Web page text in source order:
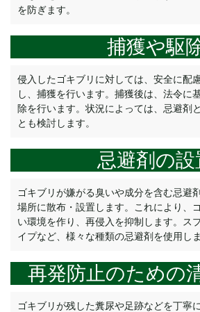
を防ぎます。
捕獲や駆
侵入したゴキブリに対しては、安全に配
し、捕獲を行います。捕獲後は、法令に
除を行います。状況によっては、忌避剤
とも検討します。
忌避剤の設
ゴキブリが嫌がる臭いや成分を含む忌避
場所に散布・設置します。これにより、
い環境を作り、再侵入を抑制します。ス
イプなど、様々な種類の忌避剤を使用しま
再発防止のための
ゴキブリが残した糞尿や足跡などを丁寧